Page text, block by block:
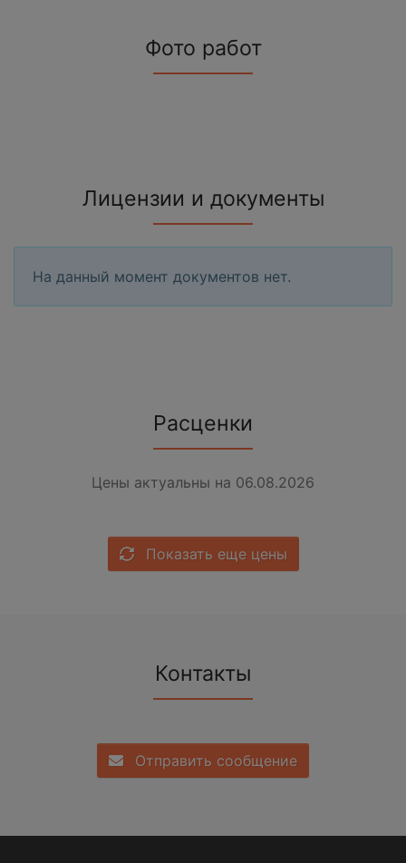
Фото работ
Лицензии и документы
На данный момент документов нет.
Расценки
Цены актуальны на 06.08.2026
Показать еще цены
Контакты
Отправить сообщение